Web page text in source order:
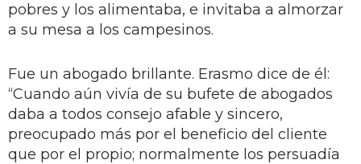
pobres y los alimentaba, e invitaba a almorzar
a su mesa a los campesinos.
Fue un abogado brillante. Erasmo dice de él:
“Cuando aún vivía de su bufete de abogados
daba a todos consejo afable y sincero,
preocupado más por el beneficio del cliente
que por el propio; normalmente los persuadía